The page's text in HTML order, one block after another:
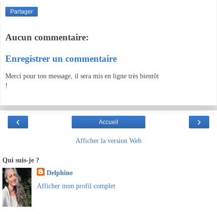
Partager
Aucun commentaire:
Enregistrer un commentaire
Merci pour ton message, il sera mis en ligne très bientôt
!
‹ ›
Accueil
Afficher la version Web
Qui suis-je ?
Delphine
Afficher mon profil complet